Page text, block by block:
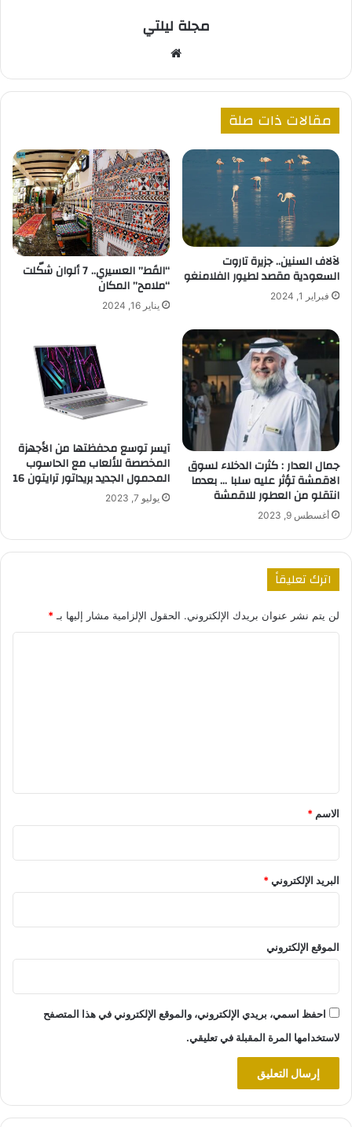
مجلة ليلتي
مقالات ذات صلة
لآلاف السنين.. جزيرة تاروت
السعودية مقصد لطيور الفلامنغو
فبراير 1, 2024
“القَط” العسيري.. 7 ألوان شكّلت
“ملامح” المكان
يناير 16, 2024
جمال العدار : كثرت الدخلاء لسوق
الاقمشة تؤثر عليه سلبا … بعدما
انتقلو من العطور للاقمشة
أغسطس 9, 2023
آيسر توسع محفظتها من الأجهزة
المخصصة للألعاب مع الحاسوب
المحمول الجديد بريداتور ترايتون 16
يوليو 7, 2023
اترك تعليقاً
لن يتم نشر عنوان بريدك الإلكتروني. الحقول الإلزامية مشار إليها بـ *
*
الاسم *
البريد الإلكتروني*
الموقع الإلكتروني
احفظ اسمي، بريدي الإلكتروني، والموقع الإلكتروني في هذا المتصفح
لاستخدامها المرة المقبلة في تعليقي.